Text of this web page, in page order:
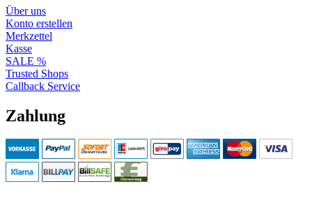
Über uns
Konto erstellen
Merkzettel
Kasse
SALE %
Trusted Shops
Callback Service
Zahlung